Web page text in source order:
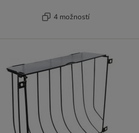
4 možností